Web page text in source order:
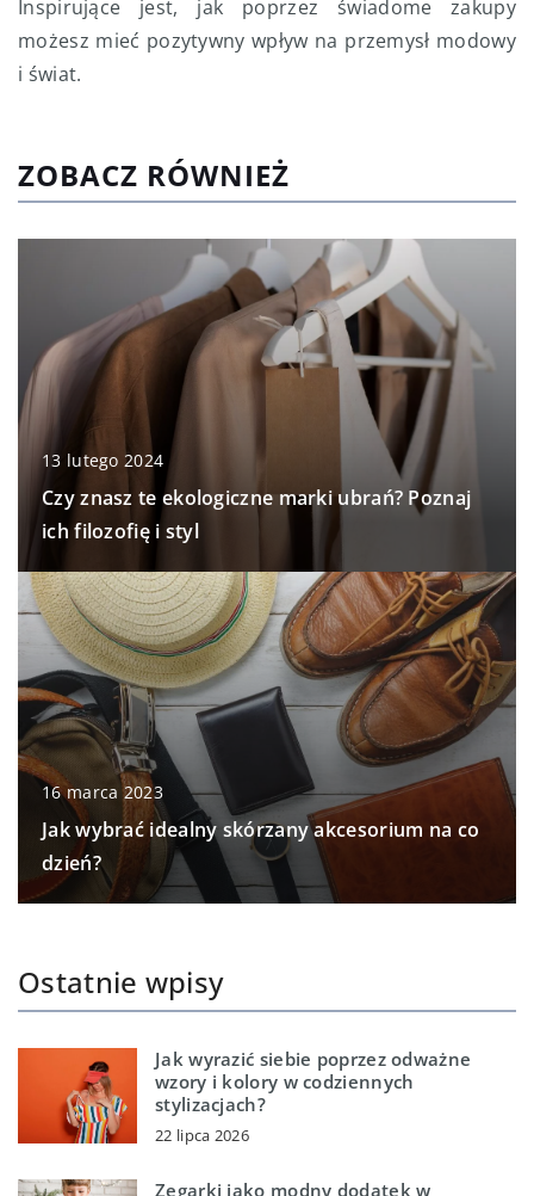
Inspirujące jest, jak poprzez świadome zakupy
możesz mieć pozytywny wpływ na przemysł modowy
i świat.
ZOBACZ RÓWNIEŻ
13 lutego 2024
Czy znasz te ekologiczne marki ubrań? Poznaj
ich filozofię i styl
16 marca 2023
Jak wybrać idealny skórzany akcesorium na co
dzień?
Ostatnie wpisy
Jak wyrazić siebie poprzez odważne
wzory i kolory w codziennych
stylizacjach?
22 lipca 2026
Zegarki jako modny dodatek w